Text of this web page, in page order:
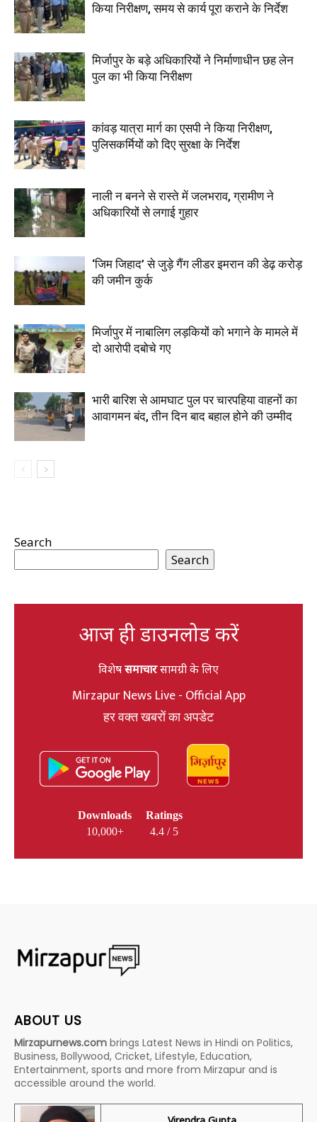
किया निरीक्षण, समय से कार्य पूरा कराने के निर्देश
मिर्जापुर के बड़े अधिकारियों ने निर्माणाधीन छह लेन
पुल का भी किया निरीक्षण
कांवड़ यात्रा मार्ग का एसपी ने किया निरीक्षण,
पुलिसकर्मियों को दिए सुरक्षा के निर्देश
नाली न बनने से रास्ते में जलभराव, ग्रामीण ने
अधिकारियों से लगाई गुहार
‘जिम जिहाद’ से जुड़े गैंग लीडर इमरान की डेढ़ करोड़
की जमीन कुर्क
मिर्जापुर में नाबालिग लड़कियों को भगाने के मामले में
दो आरोपी दबोचे गए
भारी बारिश से आमघाट पुल पर चारपहिया वाहनों का
आवागमन बंद, तीन दिन बाद बहाल होने की उम्मीद
Search
Search
आज ही डाउनलोड करें
विशेषसमाचारसामग्री के लिए
Mirzapur News Live - Official App
हर वक्त खबरों का अपडेट
Downloads
10,000+
Ratings
4.4 / 5
ABOUT US
Mirzapurnews.com brings Latest News in Hindi on Politics,
Business, Bollywood, Cricket, Lifestyle, Education,
Entertainment, sports and more from Mirzapur and is
accessible around the world.